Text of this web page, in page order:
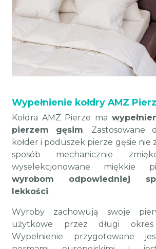
Wypełnienie kołdry AMZ
Kołdra AMZ Pierze ma
pierzem gęsim. Zastosowane
kołder i poduszek pierze gęsie nie
sposób mechanicznie
wyselekcjonowane miękkie
wyrobom odpowiedniej
lekkości.
Wyroby zachowują swoje
użytkowe przez długi okres
Wypełnienie przygotowane